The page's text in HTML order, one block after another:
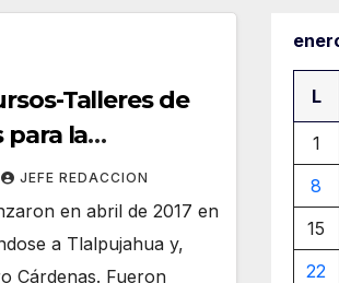
Talleres de
para la
la Diversidad y
de Michoacán
JEFE REDACCION
en abril de 2017 en
a Tlalpujahua y,
Cárdenas. Fueron
L
1
8
15
22